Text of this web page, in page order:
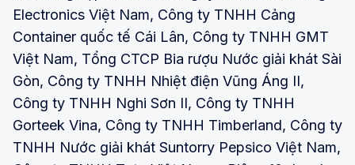
Electronics Việt Nam, Công ty TNHH Cảng
Container quốc tế Cái Lân, Công ty TNHH GMT
Việt Nam, Tổng CTCP Bia rượu Nước giải khát Sài
Gòn, Công ty TNHH Nhiệt điện Vũng Áng II,
Công ty TNHH Nghi Sơn II, Công ty TNHH
Gorteek Vina, Công ty TNHH Timberland, Công ty
TNHH Nước giải khát Suntorry Pepsico Việt Nam,